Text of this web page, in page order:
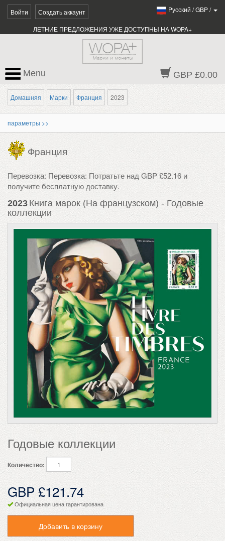
Войти Создать аккаунт Pусский /GBP/
ЛЕТНИЕ ПРЕДЛОЖЕНИЯ УЖЕ ДОСТУПНЫ НА WOPA+
GBP £0.00
Menu
Домашняя Марки Франция 2023
параметры >>
Франция
Перевозка: Перевозка: Потратьте над GBP £52.16 и
получите бесплатную доставку.
2023 Книга марок (На французском) - Годовые
коллекции
Годовые коллекции
Количество:
GBP £121.74
Официальная цена гарантирована
Добавить в корзину